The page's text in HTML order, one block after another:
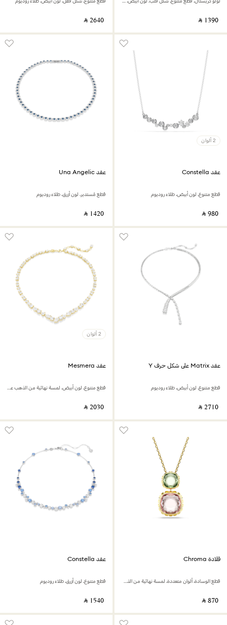
‎ ⃁ ⁦1390⁩ ‎
‎ ⃁ ⁦2640⁩ ‎
2 ألوان
عقد Constella
قطع متنوع، لون أبيض، طلاء روديوم
‎ ⃁ ⁦980⁩ ‎
عقد Una Angelic
قطع مُستدير، لون أزرق، طلاء روديوم
‎ ⃁ ⁦1420⁩ ‎
عقد Matrix على شكل حرف Y
قطع متنوع، لون أبيض، طلاء روديوم
‎ ⃁ ⁦2710⁩ ‎
2 ألوان
عقد Mesmera
قطع متنوع، لون أبيض، لمسة نهائية من الذهب عيار 18 قيراط
‎ ⃁ ⁦2030⁩ ‎
قلادة Chroma
قطع الوسادة، ألوان متعددة، لمسة نهائية من الذهب عيار 18 قيراط
‎ ⃁ ⁦870⁩ ‎
عقد Constella
قطع متنوع، لون أزرق، طلاء روديوم
‎ ⃁ ⁦1540⁩ ‎